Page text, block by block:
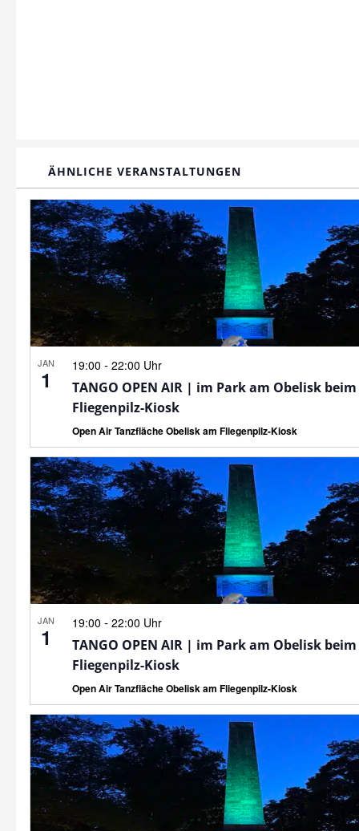
ÄHNLICHE VERANSTALTUNGEN
JAN
1
19:00 - 22:00 Uhr
TANGO OPEN AIR | im Park am Obelisk beim
Fliegenpilz-Kiosk
Open Air Tanzfläche Obelisk am Fliegenpilz-Kiosk
JAN
1
19:00 - 22:00 Uhr
TANGO OPEN AIR | im Park am Obelisk beim
Fliegenpilz-Kiosk
Open Air Tanzfläche Obelisk am Fliegenpilz-Kiosk